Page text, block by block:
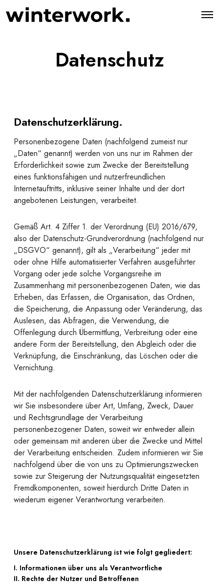
O
Datenschutz
Datenschutzerklärung.
Personenbezogene Daten (nachfolgend zumeist nur
„Daten“ genannt) werden von uns nur im Rahmen der
Erforderlichkeit sowie zum Zwecke der Bereitstellung
eines funktionsfähigen und nutzerfreundlichen
Internetauftritts, inklusive seiner Inhalte und der dort
angebotenen Leistungen, verarbeitet.
Gemäß Art. 4 Ziffer 1. der Verordnung (EU) 2016/679,
also der Datenschutz-Grundverordnung (nachfolgend nur
„DSGVO“ genannt), gilt als „Verarbeitung“ jeder mit
oder ohne Hilfe automatisierter Verfahren ausgeführter
Vorgang oder jede solche Vorgangsreihe im
Zusammenhang mit personenbezogenen Daten, wie das
Erheben, das Erfassen, die Organisation, das Ordnen,
die Speicherung, die Anpassung oder Veränderung, das
Auslesen, das Abfragen, die Verwendung, die
Offenlegung durch Übermittlung, Verbreitung oder eine
andere Form der Bereitstellung, den Abgleich oder die
Verknüpfung, die Einschränkung, das Löschen oder die
Vernichtung.
Mit der nachfolgenden Datenschutzerklärung informieren
wir Sie insbesondere über Art, Umfang, Zweck, Dauer
und Rechtsgrundlage der Verarbeitung
personenbezogener Daten, soweit wir entweder allein
oder gemeinsam mit anderen über die Zwecke und Mittel
der Verarbeitung entscheiden. Zudem informieren wir Sie
nachfolgend über die von uns zu Optimierungszwecken
sowie zur Steigerung der Nutzungsqualität eingesetzten
Fremdkomponenten, soweit hierdurch Dritte Daten in
wiederum eigener Verantwortung verarbeiten.
Unsere Datenschutzerklärung ist wie folgt gegliedert:
I. Informationen über uns als Verantwortliche
II. Rechte der Nutzer und Betroffenen